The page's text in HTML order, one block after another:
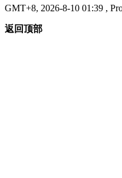
GMT+8, 2026-8-10 01:39 ,
返回顶部